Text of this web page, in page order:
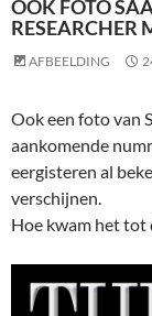
OOK FOTO
RESEARCHER
AFBEELDING
Ook een foto van
aankomende
eergisteren al
verschijnen.
Hoe kwam het tot